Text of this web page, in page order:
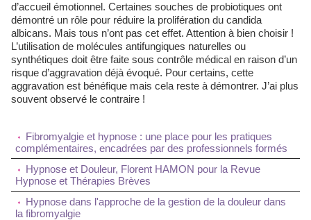
d’accueil émotionnel. Certaines souches de probiotiques ont
démontré un rôle pour réduire la prolifération du candida
albicans. Mais tous n’ont pas cet effet. Attention à bien choisir !
L’utilisation de molécules antifungiques naturelles ou
synthétiques doit être faite sous contrôle médical en raison d’un
risque d’aggravation déjà évoqué. Pour certains, cette
aggravation est bénéfique mais cela reste à démontrer. J’ai plus
souvent observé le contraire !
Fibromyalgie et hypnose : une place pour les pratiques
complémentaires, encadrées par des professionnels formés
Hypnose et Douleur, Florent HAMON pour la Revue
Hypnose et Thérapies Brèves
Hypnose dans l'approche de la gestion de la douleur dans
la fibromyalgie